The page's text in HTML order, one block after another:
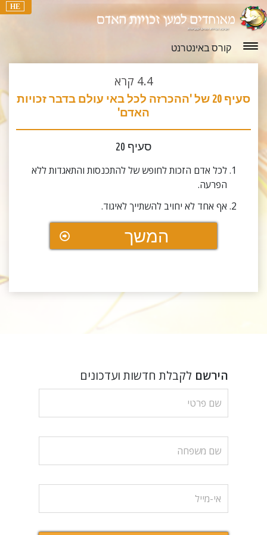
HE
קורס באינטרנט
4.4 קרא
סעיף 20 של 'ההכרזה לכל באי עולם בדבר זכויות
האדם'
סעיף 20
לכל אדם הזכות לחופש של להתכנסות והתאגדות ללא
הפרעה.
אף אחד לא יחויב להשתייך לאיגוד.
המשך
הירשם לקבלת חדשות ועדכונים